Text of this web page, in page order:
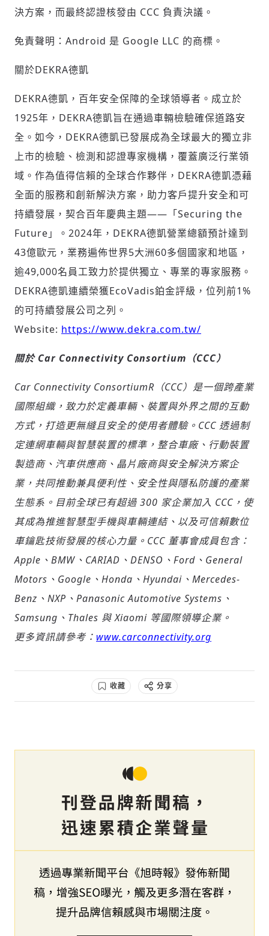
決方案，而最終認證核發由 CCC 負責決議。
免責聲明： Android 是 Google LLC 的商標。
關於DEKRA德凱
DEKRA德凱，百年安全保障的全球領導者。成立於
1925年，DEKRA德凱旨在通過車輛檢驗確保道路安
全。如今，DEKRA德凱已發展成為全球最大的獨立非
上市的檢驗、檢測和認證專家機構，覆蓋廣泛行業領
域。作為值得信賴的全球合作夥伴，DEKRA德凱憑藉
全面的服務和創新解決方案，助力客戶提升安全和可
持續發展，契合百年慶典主題—— 「Securing the
Future 」
。2024年，DEKRA德凱營業總額預計達到
43億歐元，業務遍佈世界5大洲60多個國家和地區，
逾49,000名員工致力於提供獨立、專業的專家服務。
DEKRA德凱連續榮獲EcoVadis鉑金評級，位列前1%
的可持續發展公司之列。
Website: https://www.dekra.com.tw/
關於Car Connectivity Consortium （CCC）
Car Connectivity ConsortiumR（CCC）是一個跨產業
國際組織，致力於定義車輛、裝置與外界之間的互動
方式，打造更無縫且安全的使用者體驗。CCC 透過制
定連網車輛與智慧裝置的標準，整合車廠、行動裝置
製造商、汽車供應商、晶片廠商與安全解決方案企
業，共同推動兼具便利性、安全性與隱私防護的產業
生態系。目前全球已有超過 300 家企業加入 CCC，使
其成為推進智慧型手機與車輛連結、以及可信賴數位
車鑰匙技術發展的核心力量。CCC 董事會成員包含：
Apple、BMW、CARIAD、DENSO、Ford、General
Motors、Google、Honda、Hyundai、Mercedes-
Benz、NXP、Panasonic Automotive Systems、
Samsung、Thales 與 Xiaomi 等國際領導企業。
更多資訊請參考： www.carconnectivity.org
收藏 分享